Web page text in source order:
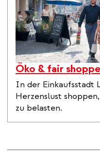
Öko & fair
In der Einkaufsstadt
Herzenslust
zu belasten.